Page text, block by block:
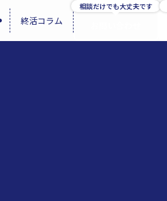
終活コラム
相談だけでも大丈夫です